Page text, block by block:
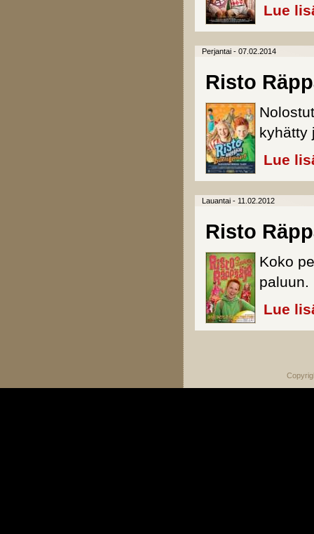
Lue
Perjantai - 07.02.2014
Risto
kyhätty
Lue
Lauantai - 11.02.2012
Risto
Koko
paluun.
Lue